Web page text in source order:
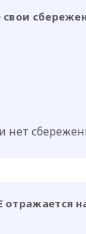
нет
отражается